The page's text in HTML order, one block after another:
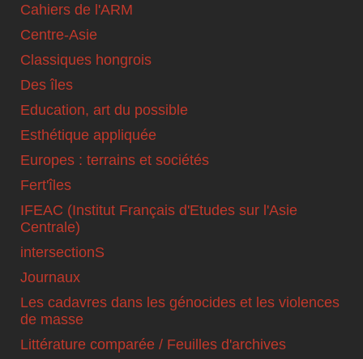
Cahiers de l'ARM
Centre-Asie
Classiques hongrois
Des îles
Education, art du possible
Esthétique appliquée
Europes : terrains et sociétés
Fert'îles
IFEAC (Institut Français d'Etudes sur l'Asie
Centrale)
intersectionS
Journaux
Les cadavres dans les génocides et les violences
de masse
Littérature comparée / Feuilles d'archives